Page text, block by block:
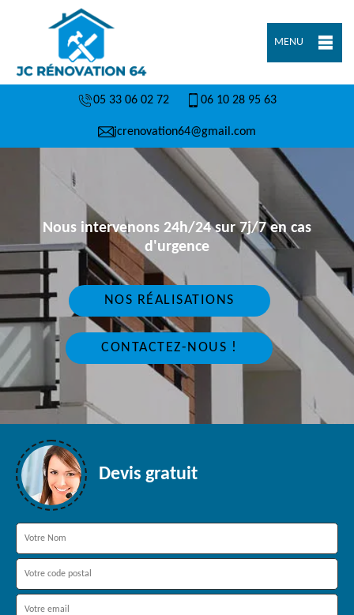
MENU
05 33 06 02 72 06 10 28 95 63
jcrenovation64@gmail.com
Nous intervenons 24h/24 sur 7j/7 en cas
d'urgence
NOS RÉALISATIONS
CONTACTEZ-NOUS !
Devis gratuit